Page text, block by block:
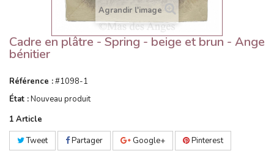
Agrandir l'image
Cadre en plâtre - Spring - beige et brun - Ange
bénitier
Référence :#1098-1
État :Nouveau produit
1 Article
Tweet
Partager Google+ Pinterest